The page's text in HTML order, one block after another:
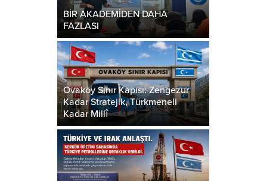
BİR AKADEMİDEN DAHA
FAZLASI
Ovaköy Sınır Kapısı: Zengezur
Kadar Stratejik, Türkmeneli
Kadar Millî